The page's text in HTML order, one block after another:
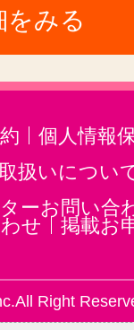
(2)
北春
松原団
口駅(1)
(埼玉)(1)
をみる
個人情報
扱いについ
ーお問い合
せ
掲載お
Right